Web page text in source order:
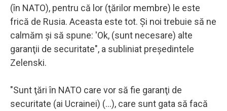
(în NATO), pentru că lor (ţărilor membre) le este
frică de Rusia. Aceasta este tot. Şi noi trebuie să ne
calmăm şi să spune: 'Ok, (sunt necesare) alte
garanţii de securitate", a subliniat preşedintele
Zelenski.
"Sunt ţări în NATO care vor să fie garanţi de
securitate (ai Ucrainei) (...), care sunt gata să facă